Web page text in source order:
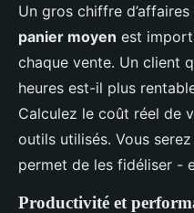
Un gros chiffre
panier moyen est
chaque vente. Un client
heures est-il plus
Calculez le coût réel de
outils utilisés. Vous
permet de les fidéliser -
Productivité et